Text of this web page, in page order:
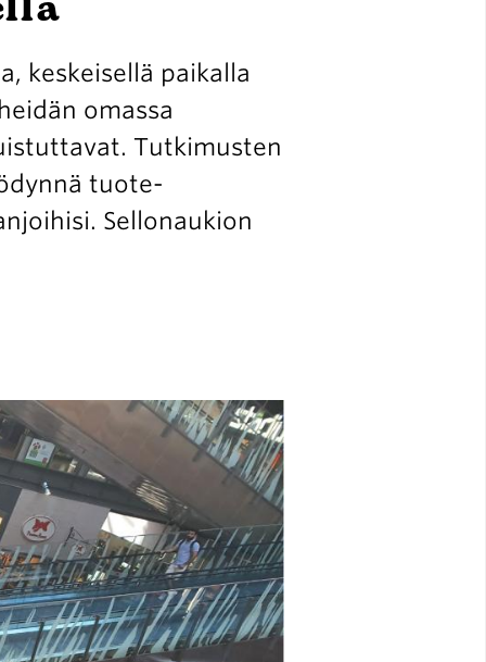
keskeisellä paikalla
omassa
Tutkimusten
tuote-
Sellonaukion